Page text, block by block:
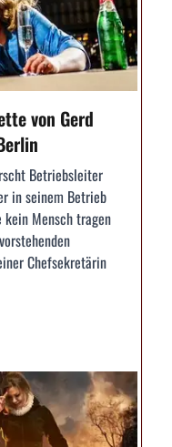
von Gerd
Betriebsleiter
in seinem Betrieb
kein Mensch tragen
Chefsekretärin